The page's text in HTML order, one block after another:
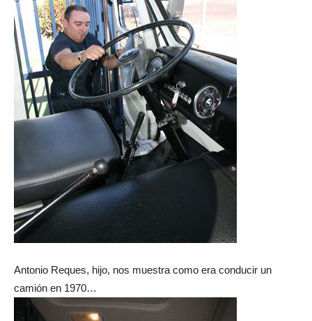
Antonio Reques, hijo, nos muestra como era conducir un
camión en 1970…